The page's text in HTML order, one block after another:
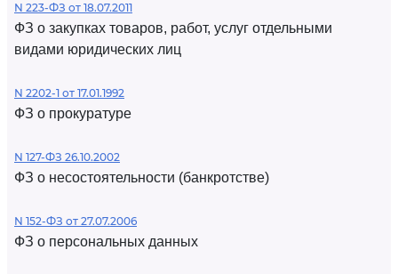
N 223-ФЗ от 18.07.2011
ФЗ о закупках товаров, работ, услуг отдельными
видами юридических лиц
N 2202-1 от 17.01.1992
ФЗ о прокуратуре
N 127-ФЗ 26.10.2002
ФЗ о несостоятельности (банкротстве)
N 152-ФЗ от 27.07.2006
ФЗ о персональных данных